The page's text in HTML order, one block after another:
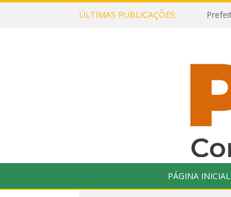
ÚLTIMAS PUBLICAÇÕES:
PÁGINA INICIAL